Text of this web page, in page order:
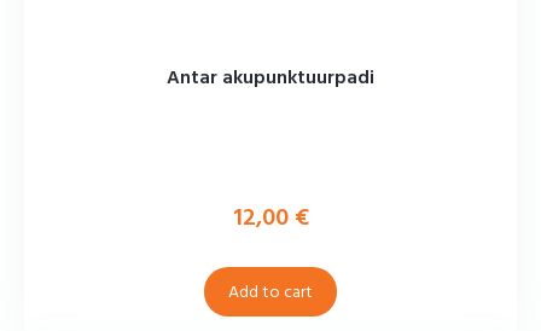
Antar akupunktuurpadi
12,00€
Add to cart